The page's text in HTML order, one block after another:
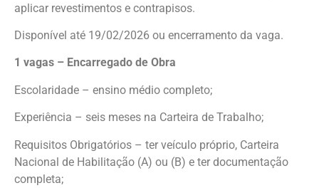
aplicar revestimentos e contrapisos.
Disponível até 19/02/2026 ou encerramento da vaga.
1 vagas – Encarregado de Obra
Escolaridade – ensino médio completo;
Experiência – seis meses na Carteira de Trabalho;
Requisitos Obrigatórios – ter veículo próprio, Carteira
Nacional de Habilitação (A) ou (B) e ter documentação
completa;